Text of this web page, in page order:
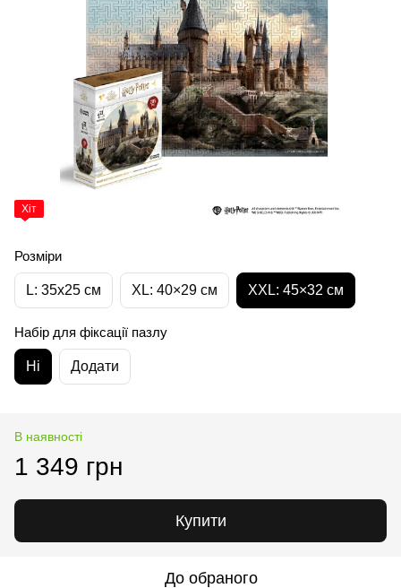
Хіт
Розміри
L: 35х25 см XL: 40×29 см XXL: 45×32 cм
Набір для фіксації пазлу
Ні Додати
В наявності
1 349 грн
Купити
До обраного